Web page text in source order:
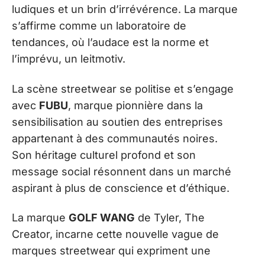
ludiques et un brin d’irrévérence. La marque
s’affirme comme un laboratoire de
tendances, où l’audace est la norme et
l’imprévu, un leitmotiv.
La scène streetwear se politise et s’engage
avec FUBU, marque pionnière dans la
sensibilisation au soutien des entreprises
appartenant à des communautés noires.
Son héritage culturel profond et son
message social résonnent dans un marché
aspirant à plus de conscience et d’éthique.
La marque GOLF WANG de Tyler, The
Creator, incarne cette nouvelle vague de
marques streetwear qui expriment une